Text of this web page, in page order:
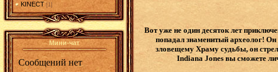
KINECT [1]
Мини-чат
Вот уже не один десяток лет
попадал знаменитый археолог!
зловещему Храму судьбы, он
Indiana Jones вы сможете